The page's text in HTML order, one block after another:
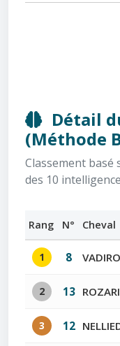
Détail
(Méthode
Classement
des 10
Rang N° Cheval
1 8
2 13
3 12